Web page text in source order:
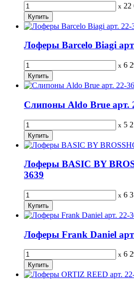
x 22
Лоферы Barcelo Biagi
x 6
Слипоны Aldo Brue арт.
x 5
Лоферы BASIC BY
3639
x 6
Лоферы Frank Daniel
x 6